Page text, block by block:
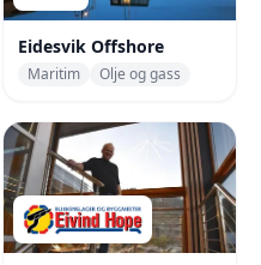
Eidesvik Offshore
Maritim Olje og gass